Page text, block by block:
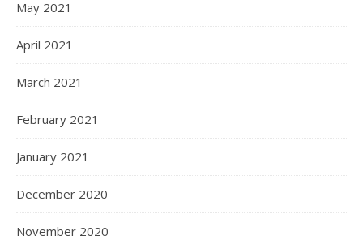
May 2021
April 2021
March 2021
February 2021
January 2021
December 2020
November 2020